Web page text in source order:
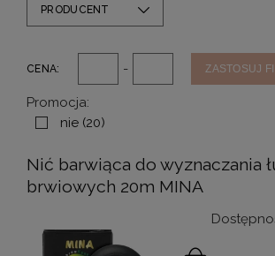
PRODUCENT
CENA: - ZASTOSUJ
Promocja:
nie (20)
Nić barwiąca do wyznaczania
brwiowych 20m MINA